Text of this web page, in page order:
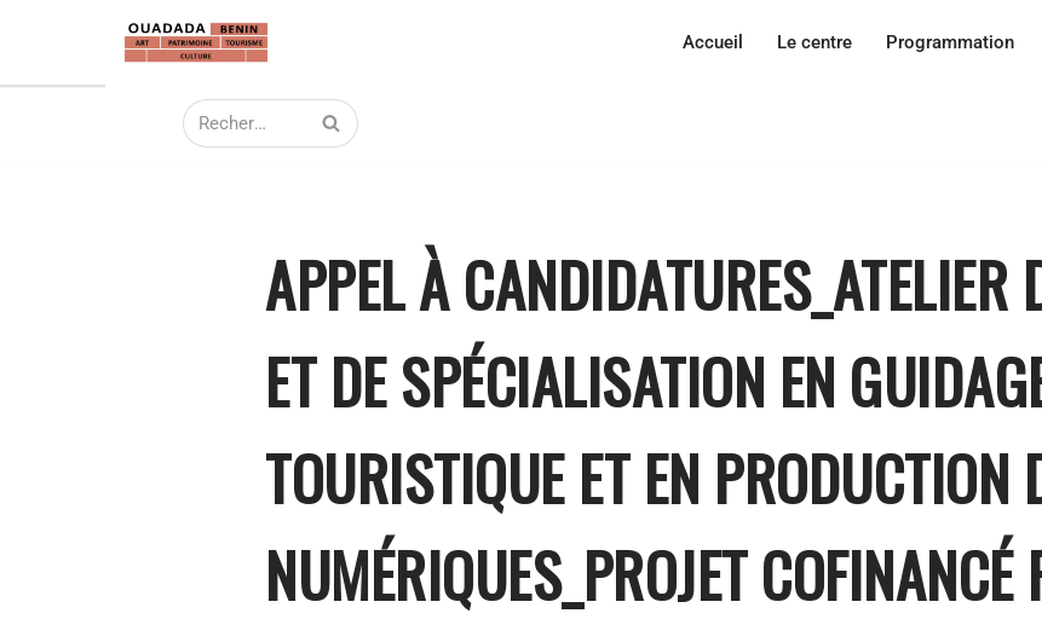
au
Accueil Le centre Programmation
APPEL À CANDIDATURES_ATELIER
ET DE SPÉCIALISATION EN
TOURISTIQUE ET EN PRODUCTION
NUMÉRIQUES_PROJET